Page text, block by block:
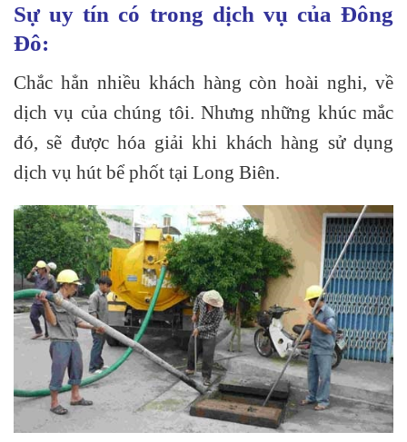
Sự uy tín có trong dịch vụ của Đông
Đô:
Chắc hẳn nhiều khách hàng còn hoài nghi, về
dịch vụ của chúng tôi. Nhưng những khúc mắc
đó, sẽ được hóa giải khi khách hàng sử dụng
dịch vụ hút bể phốt tại Long Biên.